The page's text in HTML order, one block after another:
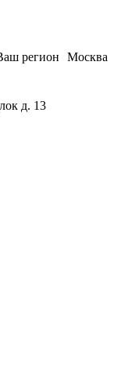
Москва
регион
д. 13